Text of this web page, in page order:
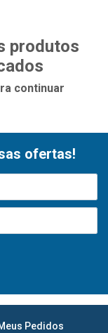
produtos
continuar
ofertas!
Pedidos